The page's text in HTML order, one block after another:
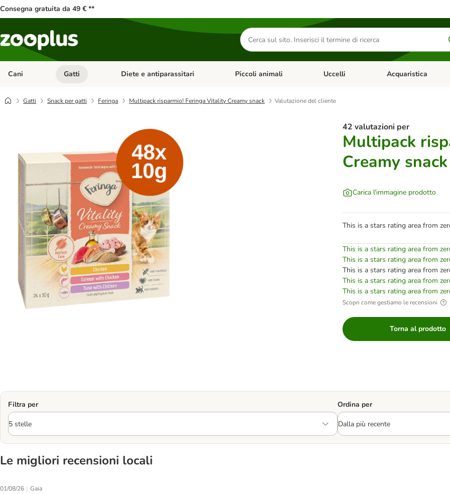
Consegna gratuita da 49 € **
Cerca
prodotti
Cani Apri Menu Categoria: Cani
Gatti Apri Menu Categoria: Gatti
Diete e antiparassitari Apri Menu Categoria: Diete e antiparassitari
Piccoli animali Apri Menu Categoria: Piccoli animali
Uccelli Apri Menu Categoria:
Acquaristica
Gatti Snack per gatti Feringa Multipack risparmio! Feringa Vitality Creamy snack Valutazione del cliente
42 valutazioni per
Multipack
Creamy snack
Carica l'immagine prodotto
This is a stars rating area from
This is a stars rating area from
This is a stars rating area from
This is a stars rating area from
This is a stars rating area from
This is a stars rating area from
Scopri come gestiamo le recensioni
Torna al prodotto
Filtra per Ordina per
Le migliori recensioni locali
01/08/26 | Gaia